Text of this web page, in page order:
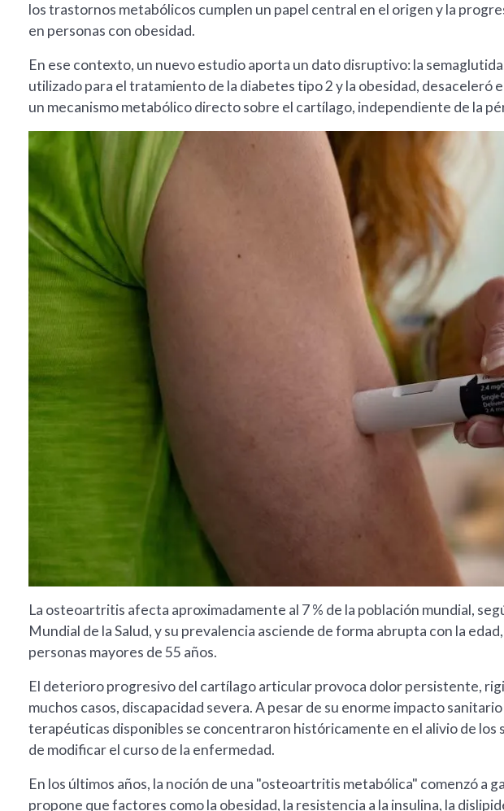
los trastornos metabólicos cumplen un papel central en el origen y la
en personas con obesidad.
En ese contexto, un nuevo estudio aporta un dato disruptivo: la
utilizado para el tratamiento de la diabetes tipo 2 y la obesidad, desaceleró
un mecanismo metabólico directo sobre el cartílago, independiente de la
La osteoartritis afecta aproximadamente al 7 % de la población mundial,
Mundial de la Salud, y su prevalencia asciende de forma abrupta con la
personas mayores de 55 años.
El deterioro progresivo del cartílago articular provoca dolor persistente,
muchos casos, discapacidad severa. A pesar de su enorme impacto
terapéuticas disponibles se concentraron históricamente en el alivio de los
de modificar el curso de la enfermedad.
En los últimos años, la noción de una "osteoartritis metabólica" comenzó a
propone que factores como la obesidad, la resistencia a la insulina, la